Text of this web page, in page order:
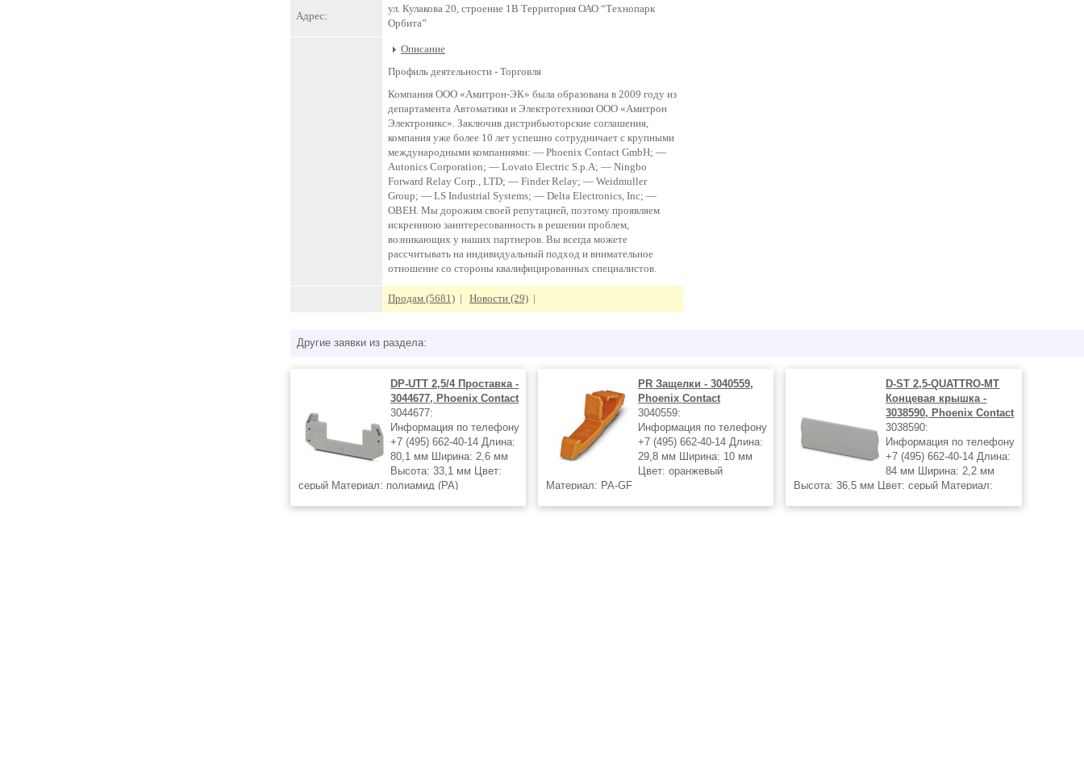
Адрес:
ул. Кулакова 20, строение 1В Территория ОАО “Технопарк
Орбита”
Описание
Профиль деятельности - Торговля
Компания ООО «Амитрон-ЭК» была образована в 2009 году из
департамента Автоматики и Электротехники ООО «Амитрон
Электроникс». Заключив дистрибьюторские соглашения,
компания уже более 10 лет успешно сотрудничает с крупными
международными компаниями: — Phoenix Contact GmbH; —
Autonics Corporation; — Lovato Electric S.p.A; — Ningbo
Forward Relay Corp., LTD; — Finder Relay; — Weidmuller
Group; — LS Industrial Systems; — Delta Electronics, Inc; —
ОВЕН. Мы дорожим своей репутацией, поэтому проявляем
искреннюю заинтересованность в решении проблем,
возникающих у наших партнеров. Вы всегда можете
рассчитывать на индивидуальный подход и внимательное
отношение со стороны квалифицированных специалистов.
Продам (5681) | Новости (29) |
Другие заявки из раздела:
DP-UTT 2,5/4 Проставка -
3044677, Phoenix Contact
3044677:
Информация по телефону
+7 (495) 662-40-14 Длина:
80,1 мм Ширина: 2,6 мм
Высота: 33,1 мм Цвет:
cерый Материал: полиамид (PA)
PR Защелки - 3040559,
Phoenix Contact
3040559:
Информация по телефону
+7 (495) 662-40-14 Длина:
29,8 мм Ширина: 10 мм
Цвет: oранжевый
Материал: PA-GF
D-ST 2,5-QUATTRO-MT
Концевая крышка -
3038590, Phoenix Contact
3038590:
Информация по телефону
+7 (495) 662-40-14 Длина:
84 мм Ширина: 2,2 мм
Высота: 36,5 мм Цвет: cерый Материал: